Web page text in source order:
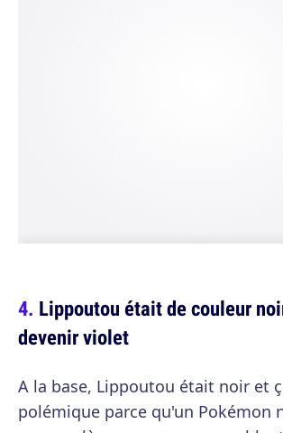
Lippoutou était de couleur
devenir violet
A la base, Lippoutou était noir et
polémique parce qu'un Pokémon